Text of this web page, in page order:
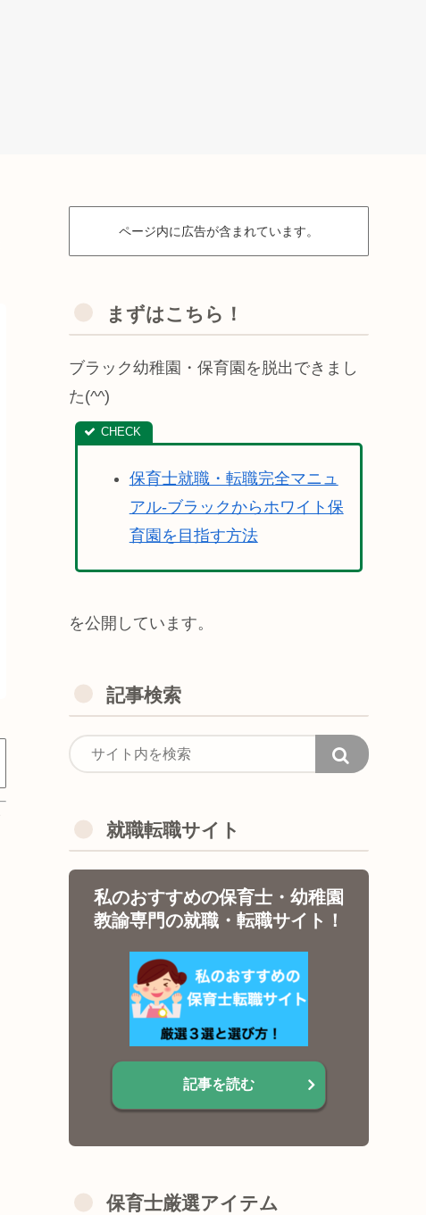
ページ内に広告が含まれています。
まずはこちら！
ブラック幼稚園・保育園を脱出できまし
た(^^)
保育士就職・転職完全マニュ
アル-ブラックからホワイト保
育園を目指す方法
を公開しています。
記事検索
就職転職サイト
私のおすすめの保育士・幼稚園
教諭専門の就職・転職サイト！
記事を読む
保育士厳選アイテム